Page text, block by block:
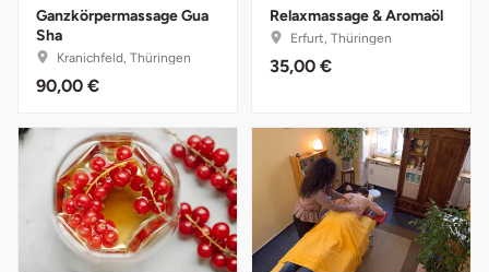
Ganzkörpermassage Gua
Sha
Kranichfeld, Thüringen
90,00 €
Relaxmassage & Aromaöl
Erfurt, Thüringen
35,00 €
Saarbrücken
Salzgitter
Schongau
Schwabach
Schweinfurt